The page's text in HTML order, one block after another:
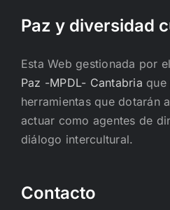
Paz y diversidad
Esta Web gestionada por el
Paz -MPDL- Cantabria
herramientas que dotarán
actuar como agentes de
diálogo intercultural.
Contacto